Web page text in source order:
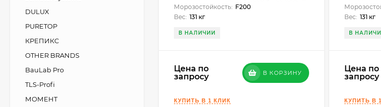
Морозостойкость: F200
Вес: 131 кг
В НАЛИЧИИ
Цена по
запросу
В КОРЗИНУ
Вес: 131 кг
В
Цена по
запросу
DULUX
PURETOP
КРЕПИКС
OTHER BRANDS
BauLab Pro
TLS-Profi
МОМЕНТ
Eco Моющее